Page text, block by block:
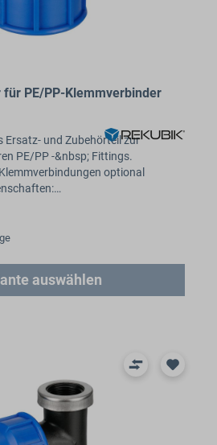
PE/PP-Klemmverbinder
Ersatz- und Zubehörteil zur
PE/PP -&nbsp; Fittings.
optional
auswählen